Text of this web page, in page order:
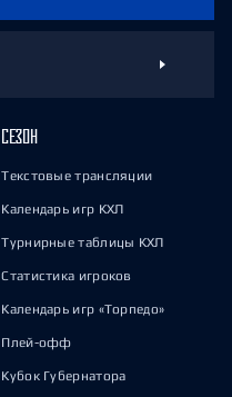
СЕЗОН
Текстовые трансляции
Календарь игр КХЛ
Турнирные таблицы КХЛ
Статистика игроков
Календарь игр «Торпедо»
Плей-офф
Кубок Губернатора